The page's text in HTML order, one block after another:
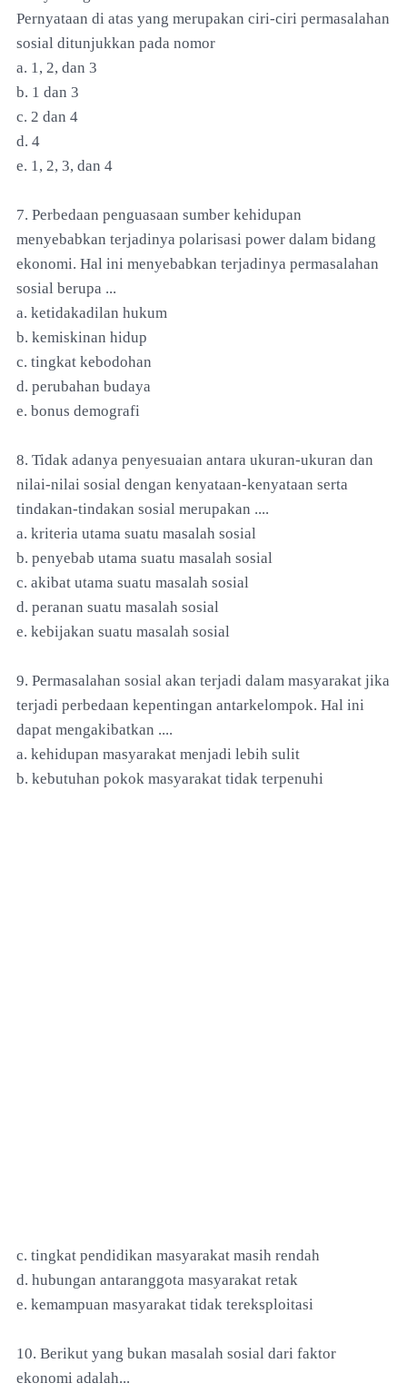
Pernyataan di atas yang merupakan ciri-ciri permasalahan
sosial ditunjukkan pada nomor
a. 1, 2, dan 3
b. 1 dan 3
c. 2 dan 4
d. 4
e. 1, 2, 3, dan 4
7. Perbedaan penguasaan sumber kehidupan
menyebabkan terjadinya polarisasi power dalam bidang
ekonomi. Hal ini menyebabkan terjadinya permasalahan
sosial berupa ...
a. ketidakadilan hukum
b. kemiskinan hidup
c. tingkat kebodohan
d. perubahan budaya
e. bonus demografi
8. Tidak adanya penyesuaian antara ukuran-ukuran dan
nilai-nilai sosial dengan kenyataan-kenyataan serta
tindakan-tindakan sosial merupakan ....
a. kriteria utama suatu masalah sosial
b. penyebab utama suatu masalah sosial
c. akibat utama suatu masalah sosial
d. peranan suatu masalah sosial
e. kebijakan suatu masalah sosial
9. Permasalahan sosial akan terjadi dalam masyarakat jika
terjadi perbedaan kepentingan antarkelompok. Hal ini
dapat mengakibatkan ....
a. kehidupan masyarakat menjadi lebih sulit
b. kebutuhan pokok masyarakat tidak terpenuhi
c. tingkat pendidikan masyarakat masih rendah
d. hubungan antaranggota masyarakat retak
e. kemampuan masyarakat tidak tereksploitasi
10. Berikut yang bukan masalah sosial dari faktor
ekonomi adalah...